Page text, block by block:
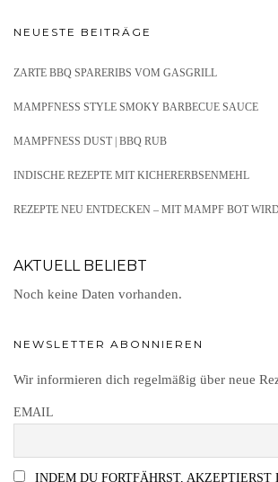
NEUESTE BEITRÄGE
ZARTE BBQ SPARERIBS VOM GASGRILL
MAMPFNESS STYLE SMOKY BARBECUE SAUCE
MAMPFNESS DUST | BBQ RUB
INDISCHE REZEPTE MIT KICHERERBSENMEHL
REZEPTE NEU ENTDECKEN – MIT MAMPF BOT
AKTUELL BELIEBT
Noch keine Daten vorhanden.
NEWSLETTER ABONNIEREN
Wir informieren dich regelmäßig über neue
EMAIL
INDEM DU FORTFÄHRST, AKZEPTIERST